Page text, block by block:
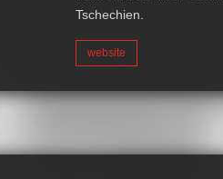
Tschechien.
website